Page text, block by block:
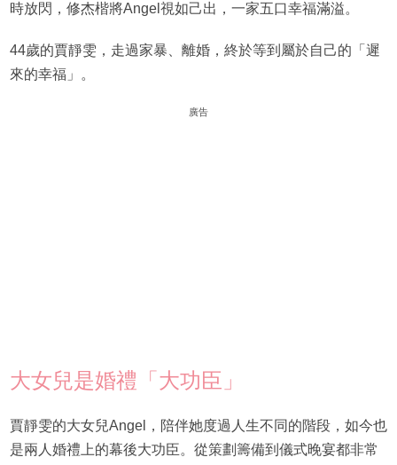
時放閃，修杰楷將Angel視如己出，一家五口幸福滿溢。
44歲的賈靜雯，走過家暴、離婚，終於等到屬於自己的「遲
來的幸福」。
廣告
大女兒是婚禮「大功臣」
賈靜雯的大女兒Angel，陪伴她度過人生不同的階段，如今也
是兩人婚禮上的幕後大功臣。從策劃籌備到儀式晚宴都非常